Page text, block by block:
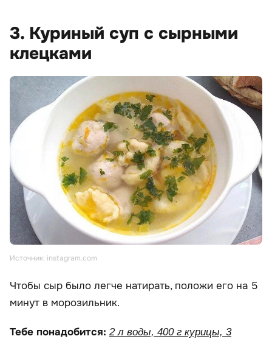
3. Куриный суп с сырными
клецками
Источник: instagram.com
Чтобы сыр было легче натирать, положи его на 5
минут в морозильник.
Тебе понадобится: 2 л воды, 400 г курицы, 3